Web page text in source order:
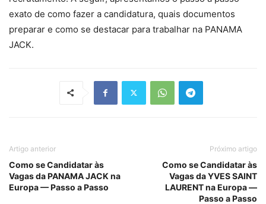
exato de como fazer a candidatura, quais documentos
preparar e como se destacar para trabalhar na PANAMA
JACK.
Artigo anterior
Como se Candidatar às
Vagas da PANAMA JACK na
Europa — Passo a Passo
Próximo artigo
Como se Candidatar às
Vagas da YVES SAINT
LAURENT na Europa —
Passo a Passo